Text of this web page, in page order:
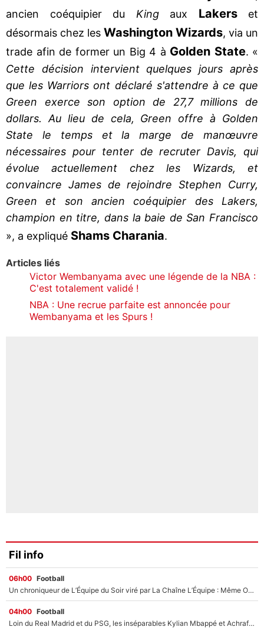
ancien coéquipier du Kingaux Lakerset
désormais chez les Washington Wizards, via un
trade afin de former un Big 4 à Golden State. «
Cette décision intervient quelques jours après
que les Warriors ont déclaré s'attendre à ce que
Green exerce son option de 27,7 millions de
dollars. Au lieu de cela, Green offre à Golden
State le temps et la marge de manœuvre
nécessaires pour tenter de recruter Davis, qui
évolue actuellement chez les Wizards, et
convaincre James de rejoindre Stephen Curry,
Green et son ancien coéquipier des Lakers,
champion en titre, dans la baie de San Francisco
», a expliqué Shams Charania.
Articles liés
Victor Wembanyama avec une légende de la NBA :
C'est totalement validé !
NBA : Une recrue parfaite est annoncée pour
Wembanyama et les Spurs !
Fil info
06h00 Football
Un chroniqueur de L’Équipe du Soir viré par La Chaîne L’Équipe : Même Olivier Ménard n’avait pas pu empêcher son départ, «je l’ai appris sur Twitter, je l’ai vécu assez mal»
04h00 Football
Loin du Real Madrid et du PSG, les inséparables Kylian Mbappé et Achraf Hakimi changent d'équipe le temps d'une journée !